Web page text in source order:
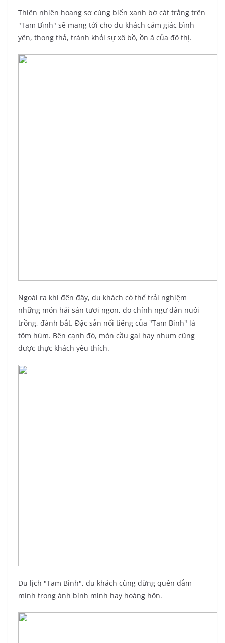
Thiên nhiên hoang sơ cùng biển xanh bờ cát trắng trên
"Tam Bình" sẽ mang tới cho du khách cảm giác bình
yên, thong thả, tránh khỏi sự xô bồ, ồn ã của đô thị.
Ngoài ra khi đến đây, du khách có thể trải nghiệm
những món hải sản tươi ngon, do chính ngư dân nuôi
trồng, đánh bắt. Đặc sản nổi tiếng của "Tam Bình" là
tôm hùm. Bên cạnh đó, món cầu gai hay nhum cũng
được thực khách yêu thích.
Du lịch "Tam Bình", du khách cũng đừng quên đắm
mình trong ánh bình minh hay hoàng hôn.